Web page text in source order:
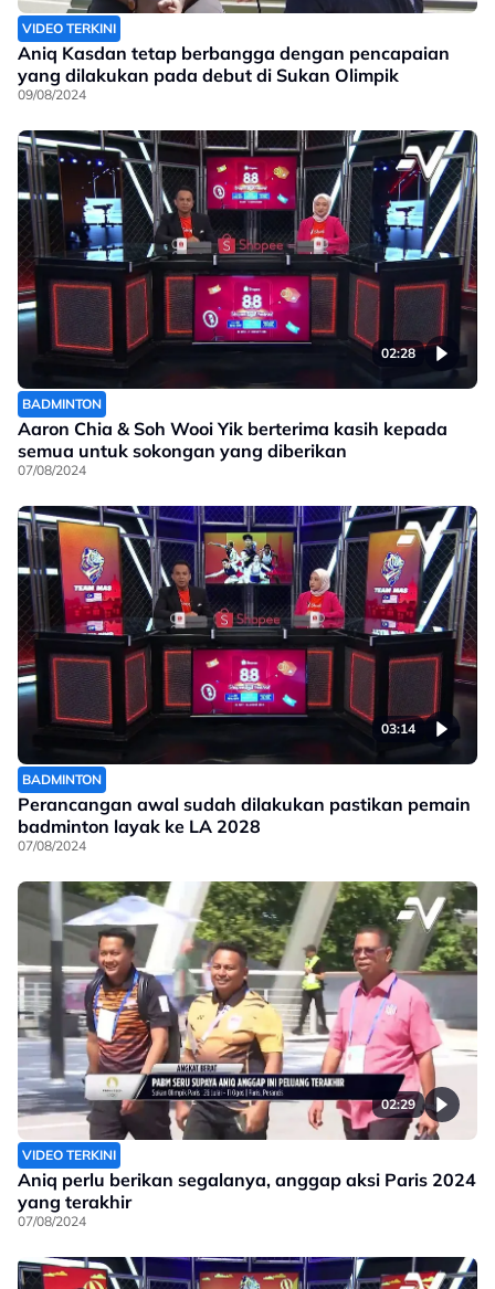
VIDEO TERKINI
Aniq Kasdan tetap berbangga dengan pencapaian
yang dilakukan pada debut di Sukan Olimpik
09/08/2024
02:28
BADMINTON
Aaron Chia & Soh Wooi Yik berterima kasih kepada
semua untuk sokongan yang diberikan
07/08/2024
03:14
BADMINTON
Perancangan awal sudah dilakukan pastikan pemain
badminton layak ke LA 2028
07/08/2024
02:29
VIDEO TERKINI
Aniq perlu berikan segalanya, anggap aksi Paris 2024
yang terakhir
07/08/2024